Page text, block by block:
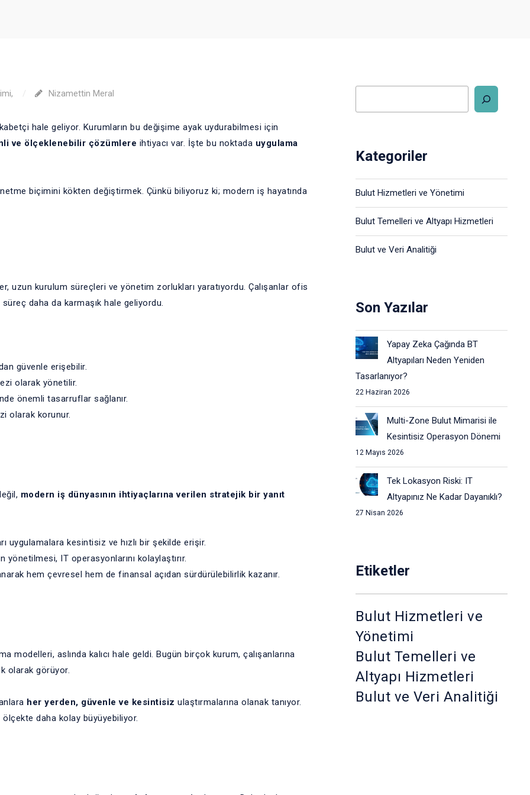
, Nizamettin Meral
hale geliyor. Kurumların bu değişime ayak uydurabilmesi için
ve ölçeklenebilir çözümlere ihtiyacı var. İşte bu noktada uygulama
biçimini kökten değiştirmek. Çünkü biliyoruz ki; modern iş hayatında
uzun kurulum süreçleri ve yönetim zorlukları yaratıyordu. Çalışanlar ofis
süreç daha da karmaşık hale geliyordu.
güvenle erişebilir.
olarak yönetilir.
önemli tasarruflar sağlanır.
olarak korunur.
modern iş dünyasının ihtiyaçlarına verilen stratejik bir yanıt
uygulamalara kesintisiz ve hızlı bir şekilde erişir.
IT operasyonlarını kolaylaştırır.
hem çevresel hem de finansal açıdan sürdürülebilirlik kazanır.
modelleri, aslında kalıcı hale geldi. Bugün birçok kurum, çalışanlarına
olarak görüyor.
her yerden, güvenle ve kesintisiz ulaştırmalarına olanak tanıyor.
daha kolay büyüyebiliyor.
Kategoriler
Bulut Hizmetleri ve Yönetimi
Bulut Temelleri ve Altyapı Hizmetleri
Bulut ve Veri Analitiği
Son Yazılar
Yapay Zeka Çağında BT
Altyapıları Neden Yeniden
Tasarlanıyor?
22 Haziran 2026
Multi-Zone Bulut Mimarisi ile
Kesintisiz Operasyon Dönemi
12 Mayıs 2026
Tek Lokasyon Riski: IT
Altyapınız Ne Kadar Dayanıklı?
27 Nisan 2026
Etiketler
Bulut Hizmetleri ve
Yönetimi
Bulut Temelleri ve
Altyapı Hizmetleri
Bulut ve Veri Analitiği